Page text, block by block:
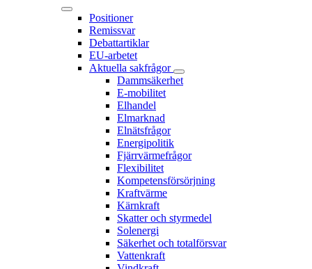
Positioner
Remissvar
Debattartiklar
EU-arbetet
Aktuella sakfrågor
Dammsäkerhet
E-mobilitet
Elhandel
Elmarknad
Elnätsfrågor
Energipolitik
Fjärrvärmefrågor
Flexibilitet
Kompetensförsörjning
Kraftvärme
Kärnkraft
Skatter och styrmedel
Solenergi
Säkerhet och totalförsvar
Vattenkraft